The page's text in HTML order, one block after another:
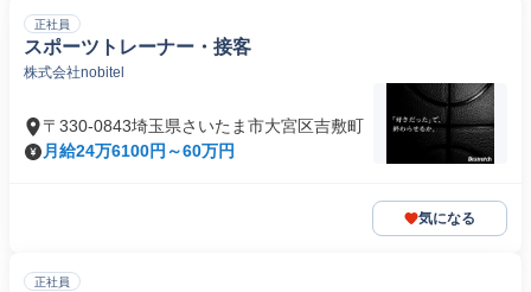
正社員
スポーツトレーナー・接客
株式会社nobitel
〒330-0843埼玉県さいたま市大宮区吉敷町
月給24万6100円～60万円
気になる
正社員